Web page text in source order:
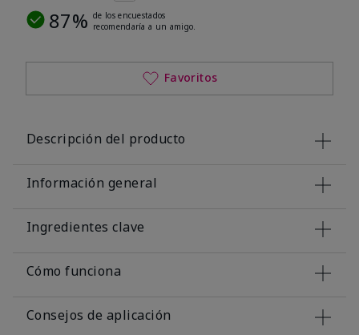
87% de los encuestados
recomendaría a un amigo.
Favoritos
Descripción del producto
Información general
Ingredientes clave
Cómo funciona
Consejos de aplicación